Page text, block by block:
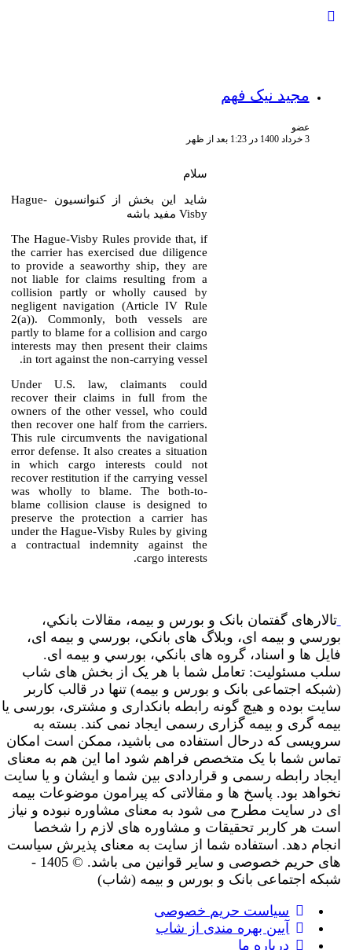
مجید نیک فهم
عضو
3 خرداد 1400 در 1:23 بعد از ظهر
سلام
شاید این بخش از کنوانسیون Hague-
Visby مفید باشه
The Hague-Visby Rules provide that, if
the carrier has exercised due diligence
to provide a seaworthy ship, they are
not liable for claims resulting from a
collision partly or wholly caused by
negligent navigation (Article IV Rule
2(a)). Commonly, both vessels are
partly to blame for a collision and cargo
interests may then present their claims
in tort against the non-carrying vessel.
Under U.S. law, claimants could
recover their claims in full from the
owners of the other vessel, who could
then recover one half from the carriers.
This rule circumvents the navigational
error defense. It also creates a situation
in which cargo interests could not
recover restitution if the carrying vessel
was wholly to blame. The both-to-
blame collision clause is designed to
preserve the protection a carrier has
under the Hague-Visby Rules by giving
a contractual indemnity against the
cargo interests.
تالارهای گفتمان بانک و بورس و بیمه، مقالات بانکي،
بورسي و بیمه ای، وبلاگ های بانکي، بورسي و بیمه ای،
فایل ها و اسناد، گروه های بانکي، بورسي و بیمه ای.
سلب مسئولیت: تعامل شما با هر یک از بخش های شاب
(شبکه اجتماعی بانک و بورس و بیمه) تنها در قالب کاربر
سایت بوده و هیچ گونه رابطه بانکداری و مشتری، بورسی یا
بیمه گری و بیمه گزاری رسمی ایجاد نمی کند. بسته به
سرویسی که درحال استفاده می باشید، ممکن است امکان
تماس شما با یک متخصص فراهم شود اما این هم به معنای
ایجاد رابطه رسمی و قراردادی بین شما و ایشان و یا سایت
نخواهد بود. پاسخ ها و مقالاتی که پیرامون موضوعات بیمه
ای در سایت مطرح می شود به معنای مشاوره نبوده و نیاز
است هر کاربر تحقیقات و مشاوره های لازم را شخصا
انجام دهد. استفاده شما از سایت به معنای پذیرش سیاست
های حریم خصوصی و سایر قوانین می باشد. © 1405 -
شبکه اجتماعی بانک و بورس و بیمه (شاب)
سیاست حریم خصوصی
آیین بهره مندی از شاب
درباره ما